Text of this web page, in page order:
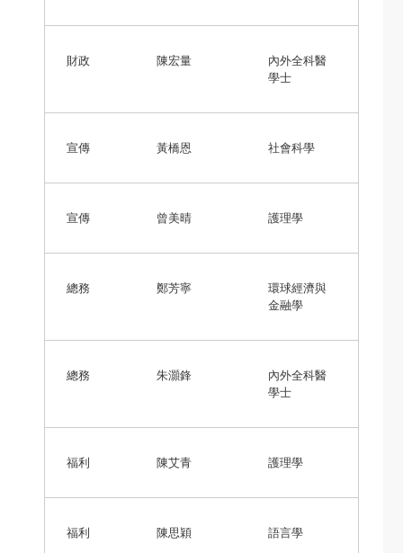
財政 陳宏量
內外全科醫
學士
宣傳 黃橋恩 社會科學
宣傳 曾美晴 護理學
總務 鄭芳寧
環球經濟與
金融學
總務 朱灝鋒
內外全科醫
學士
福利 陳艾青 護理學
福利 陳思穎 語言學